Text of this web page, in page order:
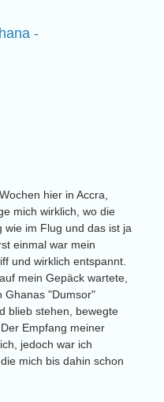
-
hier in Accra,
mich wirklich, wo die
im Flug und das ist ja
einmal war mein
und wirklich entspannt.
mein Gepäck wartete,
Ghanas "Dumsor"
blieb stehen, bewegte
Empfang meiner
jedoch war ich
mich bis dahin schon